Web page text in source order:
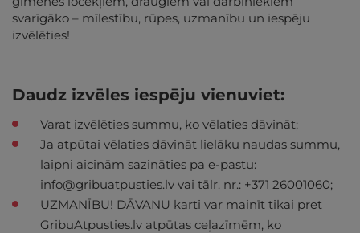
svarīgāko – mīlestību, rūpes, uzmanību un iespēju
izvēlēties!
Daudz izvēles iespēju vienuviet:
Varat izvēlēties summu, ko vēlaties dāvināt;
Ja atpūtai vēlaties dāvināt lielāku naudas summu,
laipni aicinām sazināties pa e-pastu:
info@gribuatpusties.lv vai tālr. nr.: +371 26001060;
UZMANĪBU! DĀVANU karti var mainīt tikai pret
GribuAtpusties.lv atpūtas ceļazīmēm, ko